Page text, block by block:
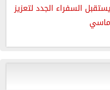
السفراء الجدد لتعزيز